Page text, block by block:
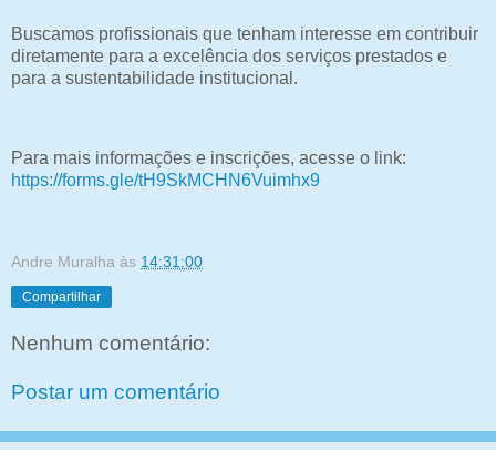
Buscamos profissionais que tenham interesse em contribuir
diretamente para a excelência dos serviços prestados e
para a sustentabilidade institucional.
Para mais informações e inscrições, acesse o link:
https://forms.gle/tH9SkMCHN6Vuimhx9
Andre Muralha às 14:31:00
Compartilhar
Nenhum comentário:
Postar um comentário